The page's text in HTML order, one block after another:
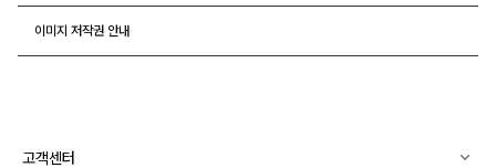
이미지 저작권 안내
고객센터